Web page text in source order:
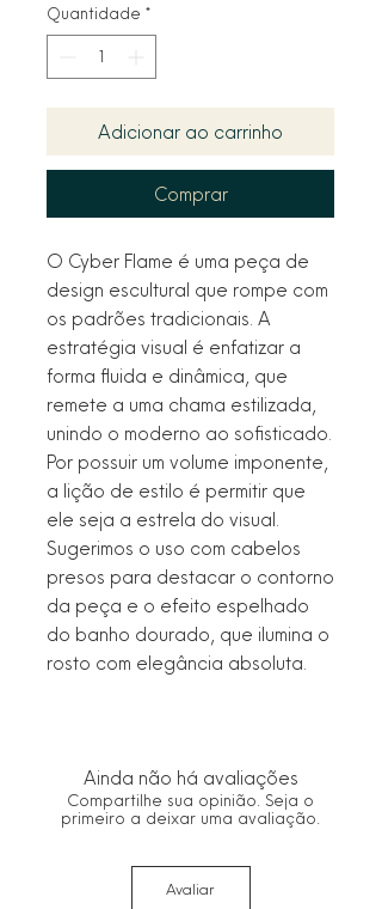
Quantidade *
Adicionar ao carrinho
Comprar
O Cyber Flame é uma peça de
design escultural que rompe com
os padrões tradicionais. A
estratégia visual é enfatizar a
forma fluida e dinâmica, que
remete a uma chama estilizada,
unindo o moderno ao sofisticado.
Por possuir um volume imponente,
a lição de estilo é permitir que
ele seja a estrela do visual.
Sugerimos o uso com cabelos
presos para destacar o contorno
da peça e o efeito espelhado
do banho dourado, que ilumina o
rosto com elegância absoluta.
Ainda não há avaliações
Compartilhe sua opinião. Seja o
primeiro a deixar uma avaliação.
Avaliar